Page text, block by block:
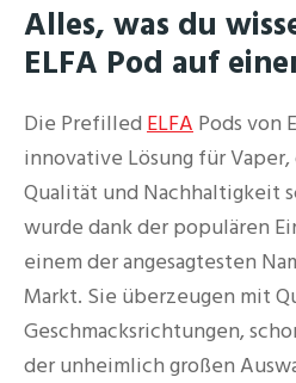
Alles, was du
ELFA Pod auf
Die Prefilled ELFA Pods von
innovative Lösung für
Qualität und Nachhaltigkeit
wurde dank der populären
einem der angesagtesten
Markt. Sie überzeugen mit
Geschmacksrichtungen,
der unheimlich großen